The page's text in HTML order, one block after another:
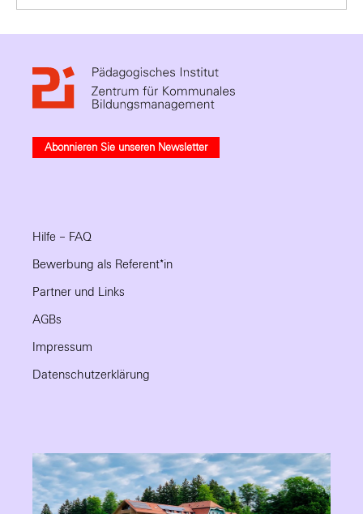
Abonnieren Sie unseren Newsletter
Hilfe – FAQ
Bewerbung als Referent*in
Partner und Links
AGBs
Impressum
Datenschutzerklärung